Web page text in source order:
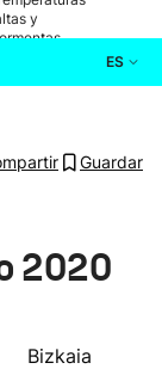
y
ES
Guardar
2020
Bizkaia